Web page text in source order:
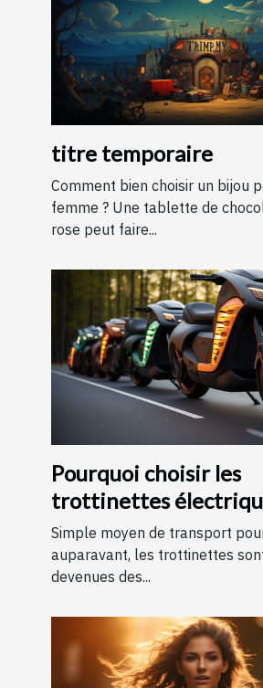
titre temporaire
Comment bien choisir un bijou
femme ? Une tablette de
rose peut faire...
Pourquoi choisir les
trottinettes
Simple moyen de transport
auparavant, les trottinettes
devenues des...